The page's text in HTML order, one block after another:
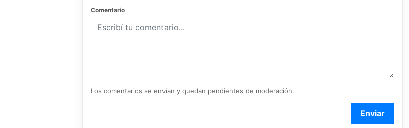
Comentario
Los comentarios se envían y quedan pendientes de moderación.
Enviar